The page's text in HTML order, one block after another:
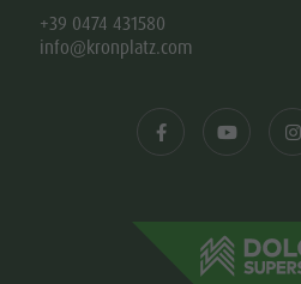
+39 0474 431580
info@kronplatz.com